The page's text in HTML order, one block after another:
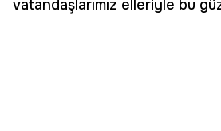
vatandaşlarımız elleriyle bu